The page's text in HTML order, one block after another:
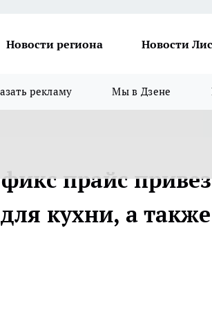
Новости региона Новости
рекламу Мы в Дзене
прайс
кухни, а